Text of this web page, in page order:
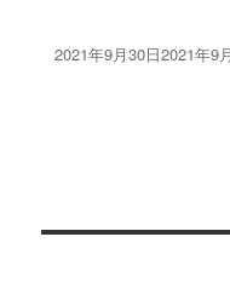
Posted
2021年9月30日2021年9